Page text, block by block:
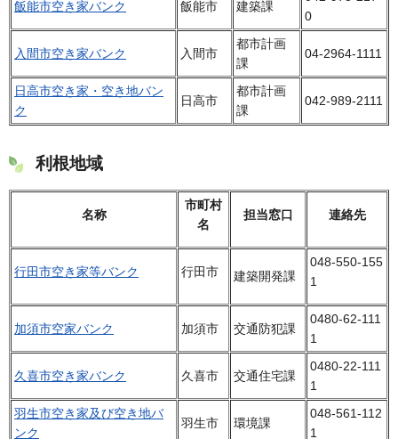
飯能市空き家バンク 飯能市 建築課
0
入間市空き家バンク 入間市
都市計画
課
04-2964-1111
日高市空き家・空き地バン
ク
日高市
都市計画
課
042-989-2111
利根地域
名称
市町村
名
担当窓口 連絡先
行田市空き家等バンク 行田市 建築開発課
048-550-155
1
加須市空家バンク 加須市 交通防犯課
0480-62-111
1
久喜市空き家バンク 久喜市 交通住宅課
0480-22-111
1
羽生市空き家及び空き地バ
ンク
羽生市 環境課
048-561-112
1